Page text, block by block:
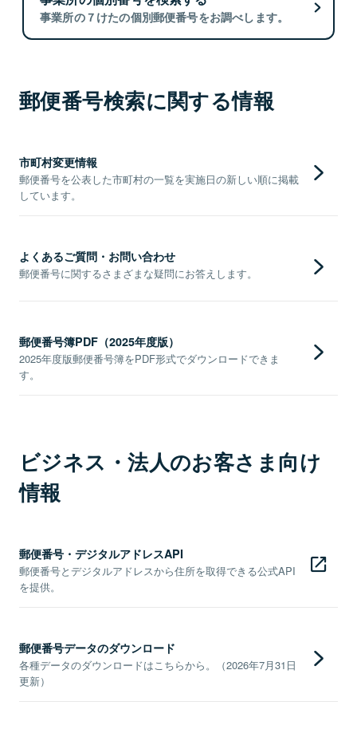
事業所の７けたの個別郵便番号をお調べします。
郵便番号検索に関する情報
市町村変更情報
郵便番号を公表した市町村の一覧を実施日の新しい順に掲載
しています。
よくあるご質問・お問い合わせ
郵便番号に関するさまざまな疑問にお答えします。
郵便番号簿PDF（2025年度版）
2025年度版郵便番号簿をPDF形式でダウンロードできま
す。
ビジネス・法人のお客さま向け
情報
郵便番号・デジタルアドレスAPI
郵便番号とデジタルアドレスから住所を取得できる公式API
を提供。
郵便番号データのダウンロード
各種データのダウンロードはこちらから。（2026年7月31日
更新）